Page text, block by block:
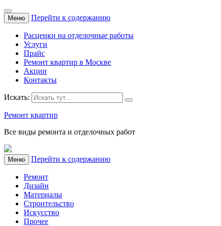
Меню Перейти к содержанию
Расценки на отделочные работы
Услуги
Прайс
Ремонт квартир в Москве
Акции
Контакты
Искать:
Ремонт квартир
Все виды ремонта и отделочных работ
Меню Перейти к содержанию
Ремонт
Дизайн
Материалы
Строительство
Искусство
Прочее